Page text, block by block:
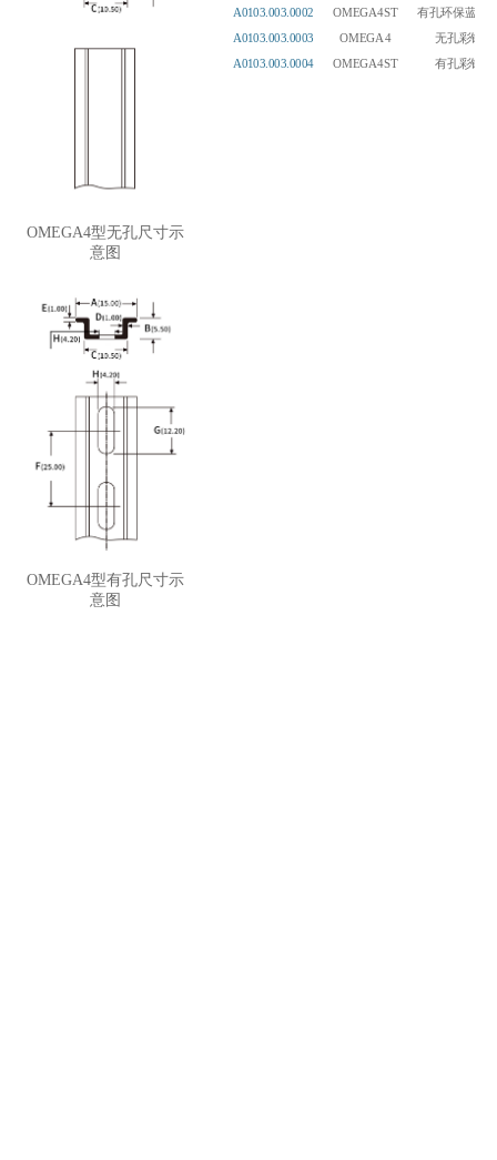
OMEGA4型无孔尺寸示
意图
OMEGA4型有孔尺寸示
意图
A0103.003.0002
OMEGA4ST
有孔环保蓝白
A0103.003.0003
OMEGA4
无孔彩锌
A0103.003.0004
OMEGA4ST 有孔彩锌